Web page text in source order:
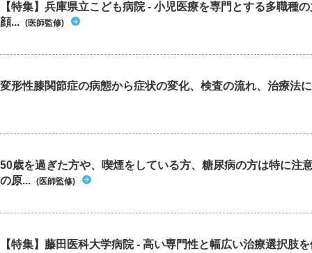
【特集】兵庫県立こども病院 - 小児医療を専門とする多職種
顔... (医師監修)
変形性膝関節症の病態から症状の変化、検査の流れ、治療法
50歳を過ぎた方や、喫煙をしている方、糖尿病の方は特に注
の原... (医師監修)
【特集】藤田医科大学病院 - 高い専門性と幅広い治療選択肢